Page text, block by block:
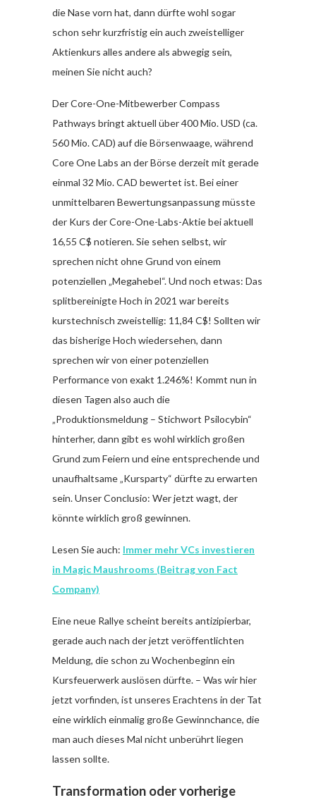
die Nase vorn hat, dann dürfte wohl sogar
schon sehr kurzfristig ein auch zweistelliger
Aktienkurs alles andere als abwegig sein,
meinen Sie nicht auch?
Der Core-One-Mitbewerber Compass
Pathways bringt aktuell über 400 Mio. USD (ca.
560 Mio. CAD) auf die Börsenwaage, während
Core One Labs an der Börse derzeit mit gerade
einmal 32 Mio. CAD bewertet ist. Bei einer
unmittelbaren Bewertungsanpassung müsste
der Kurs der Core-One-Labs-Aktie bei aktuell
16,55 C$ notieren. Sie sehen selbst, wir
sprechen nicht ohne Grund von einem
potenziellen „Megahebel“. Und noch etwas: Das
splitbereinigte Hoch in 2021 war bereits
kurstechnisch zweistellig: 11,84 C$! Sollten wir
das bisherige Hoch wiedersehen, dann
sprechen wir von einer potenziellen
Performance von exakt 1.246%! Kommt nun in
diesen Tagen also auch die
„Produktionsmeldung – Stichwort Psilocybin“
hinterher, dann gibt es wohl wirklich großen
Grund zum Feiern und eine entsprechende und
unaufhaltsame „Kursparty“ dürfte zu erwarten
sein. Unser Conclusio: Wer jetzt wagt, der
könnte wirklich groß gewinnen.
Lesen Sie auch: Immer mehr VCs investieren
in Magic Maushrooms (Beitrag von Fact
Company)
Eine neue Rallye scheint bereits antizipierbar,
gerade auch nach der jetzt veröffentlichten
Meldung, die schon zu Wochenbeginn ein
Kursfeuerwerk auslösen dürfte. – Was wir hier
jetzt vorfinden, ist unseres Erachtens in der Tat
eine wirklich einmalig große Gewinnchance, die
man auch dieses Mal nicht unberührt liegen
lassen sollte.
Transformation oder vorherige